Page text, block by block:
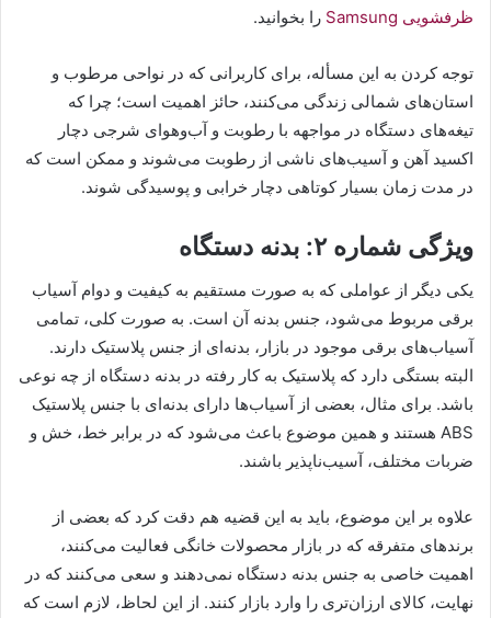
ظرفشویی Samsung
را بخوانید.
توجه کردن به این مسأله، برای کاربرانی که در نواحی مرطوب و
استان‌های شمالی زندگی می‌کنند، حائز اهمیت است؛ چرا که
تیغه‌های دستگاه در مواجهه با رطوبت و آب‌وهوای شرجی دچار
اکسید آهن و آسیب‌های ناشی از رطوبت می‌شوند و ممکن است که
در مدت‌ زمان بسیار کوتاهی دچار خرابی و پوسیدگی شوند.
ویژگی شماره ۲: بدنه دستگاه
یکی دیگر از عواملی که به صورت مستقیم به کیفیت و دوام آسیاب
برقی مربوط می‌شود، جنس بدنه آن است. به صورت کلی، تمامی
آسیاب‌های برقی موجود در بازار، بدنه‌‎ای از جنس پلاستیک دارند.
البته بستگی دارد که پلاستیک به کار رفته در بدنه دستگاه از چه نوعی
باشد. برای مثال، بعضی از آسیاب‌ها دارای بدنه‌ای با جنس پلاستیک
ABS هستند و همین موضوع باعث می‌شود که در برابر خط، خش و
ضربات مختلف، آسیب‌ناپذیر باشند.
علاوه بر این موضوع، باید به این قضیه هم دقت کرد که بعضی از
برندهای متفرقه که در بازار محصولات خانگی فعالیت می‌کنند،
اهمیت خاصی به جنس بدنه دستگاه نمی‌دهند و سعی می‌کنند که در
نهایت، کالای ارزان‌تری را وارد بازار کنند. از این لحاظ، لازم است که